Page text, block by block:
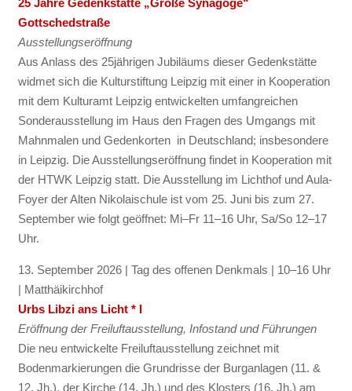
Gottschedstraße
Ausstellungseröffnung
Aus Anlass des 25jährigen Jubiläums dieser Gedenkstätte
widmet sich die Kulturstiftung Leipzig mit einer in Kooperation
mit dem Kulturamt Leipzig entwickelten umfangreichen
Sonderausstellung im Haus den Fragen des Umgangs mit
Mahnmalen und Gedenkorten in Deutschland; insbesondere
in Leipzig. Die Ausstellungseröffnung findet in Kooperation mit
der HTWK Leipzig statt. Die Ausstellung im Lichthof und Aula-
Foyer der Alten Nikolaischule ist vom 25. Juni bis zum 27.
September wie folgt geöffnet: Mi–Fr 11–16 Uhr, Sa/So 12–17
Uhr.
13. September 2026 | Tag des offenen Denkmals | 10–16 Uhr
| Matthäikirchhof
Urbs Libzi ans Licht * I
Eröffnung der Freiluftausstellung, Infostand und Führungen
Die neu entwickelte Freiluftausstellung zeichnet mit
Bodenmarkierungen die Grundrisse der Burganlagen (11. &
12. Jh.), der Kirche (14. Jh.) und des Klosters (16. Jh.) am